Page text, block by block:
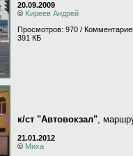
20.09.2009
© Kиpeeв Aндpeй
Просмотров: 970 /
391 КБ
к/ст "Автовокзал" ,
21.01.2012
© Миха